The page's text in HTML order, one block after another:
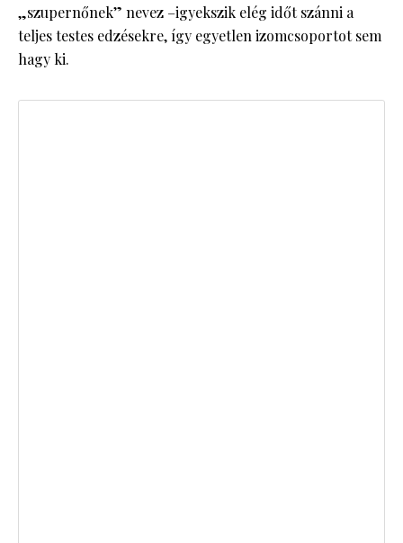
„szupernőnek” nevez –igyekszik elég időt szánni a
teljes testes edzésekre, így egyetlen izomcsoportot sem
hagy ki.